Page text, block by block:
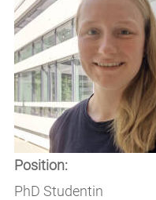
Position:
PhD Studentin